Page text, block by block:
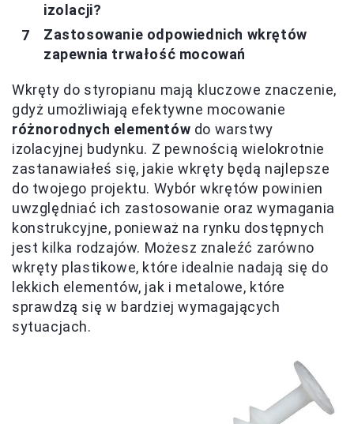
izolacji?
Zastosowanie odpowiednich wkrętów
zapewnia trwałość mocowań
Wkręty do styropianu mają kluczowe znaczenie,
gdyż umożliwiają efektywne mocowanie
różnorodnych elementów do warstwy
izolacyjnej budynku. Z pewnością wielokrotnie
zastanawiałeś się, jakie wkręty będą najlepsze
do twojego projektu. Wybór wkrętów powinien
uwzględniać ich zastosowanie oraz wymagania
konstrukcyjne, ponieważ na rynku dostępnych
jest kilka rodzajów. Możesz znaleźć zarówno
wkręty plastikowe, które idealnie nadają się do
lekkich elementów, jak i metalowe, które
sprawdzą się w bardziej wymagających
sytuacjach.